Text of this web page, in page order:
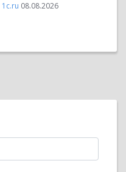
1c.ru 08.08.2026